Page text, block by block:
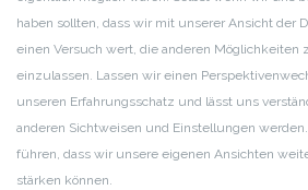
haben sollten, dass wir mit unserer Ansicht der
einen Versuch wert, die anderen Möglichkeiten
einzulassen. Lassen wir einen
unseren Erfahrungsschatz und lässt uns
anderen Sichtweisen und Einstellungen
führen, dass wir unsere eigenen Ansichten
stärken können.